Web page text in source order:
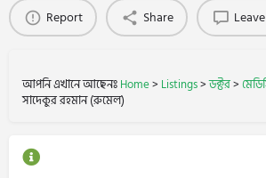
Report Share
আপনি এখানে আছেনঃHome> Listings>ডক্টর>
সাদেকুর রহমান (রুমেল)